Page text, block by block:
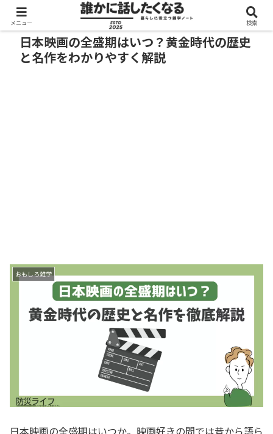
日本映画の全盛期はいつ？黄金時代の歴史
と名作をわかりやすく解説
おもしろ雑学
メニュー 検索